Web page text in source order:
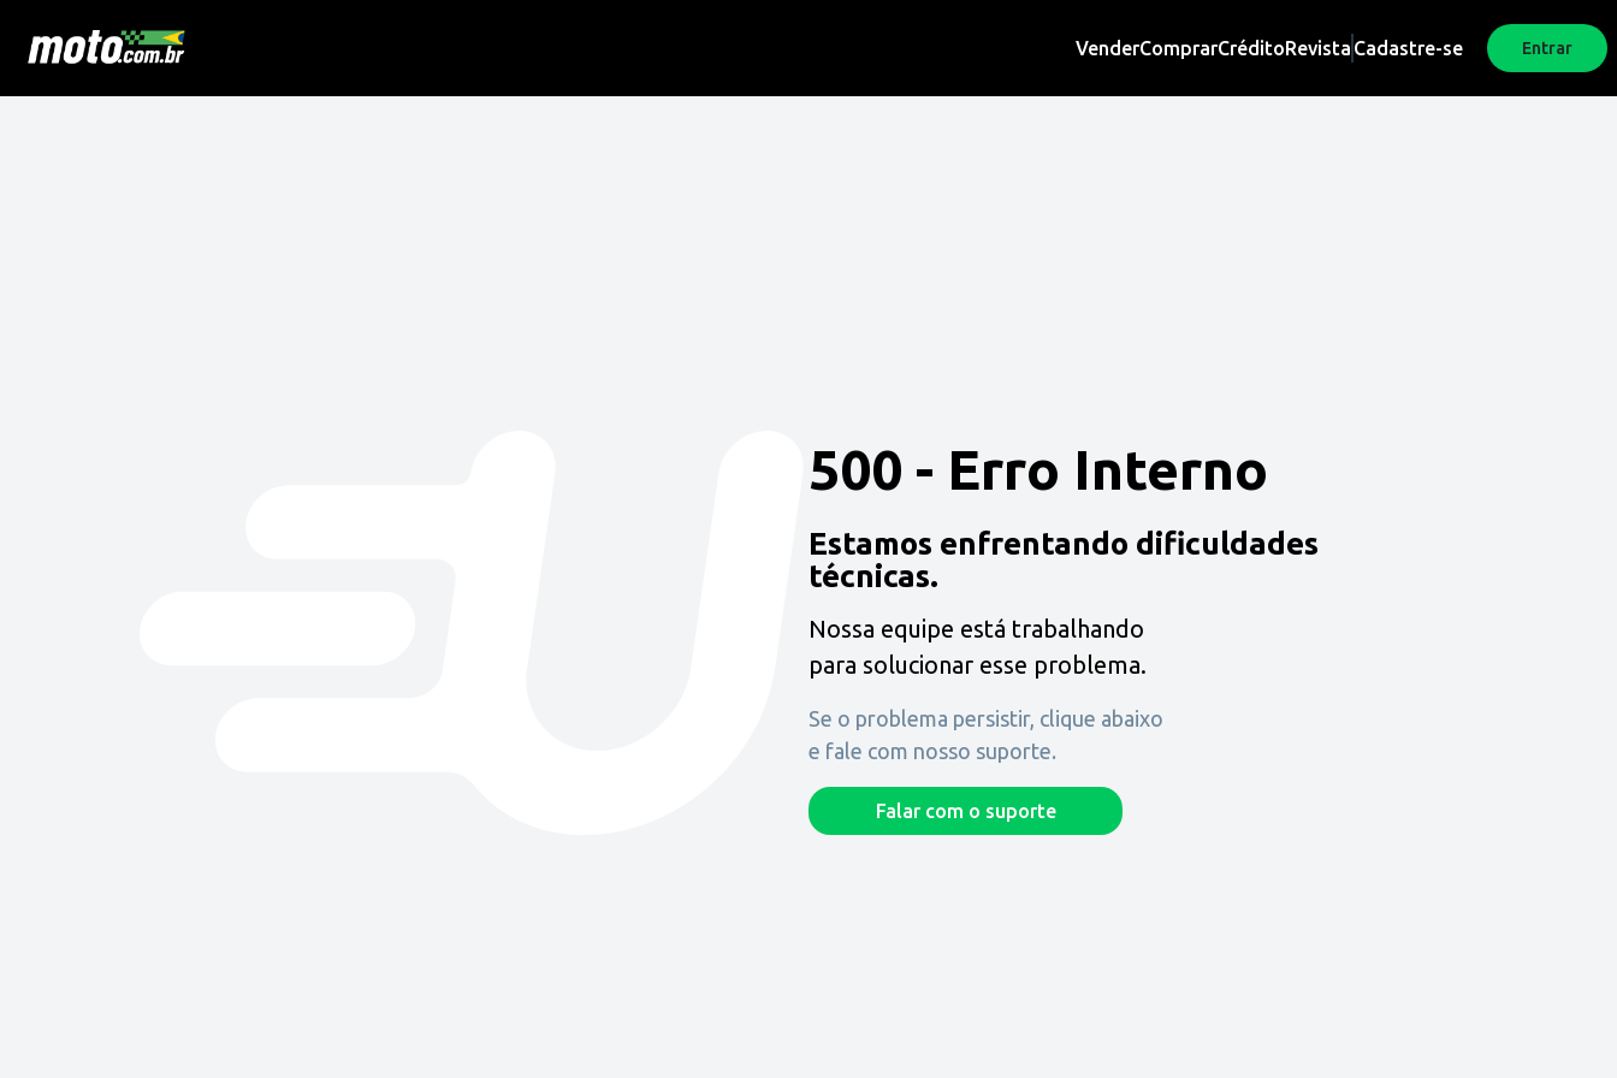
VenderComprarCréditoRevista Cadastre-se Entrar
500 - Erro Interno
Estamos enfrentando dificuldades
técnicas.
Nossa equipe está trabalhando
para solucionar esse problema.
Se o problema persistir, clique abaixo
e fale com nosso suporte.
Falar com o suporte